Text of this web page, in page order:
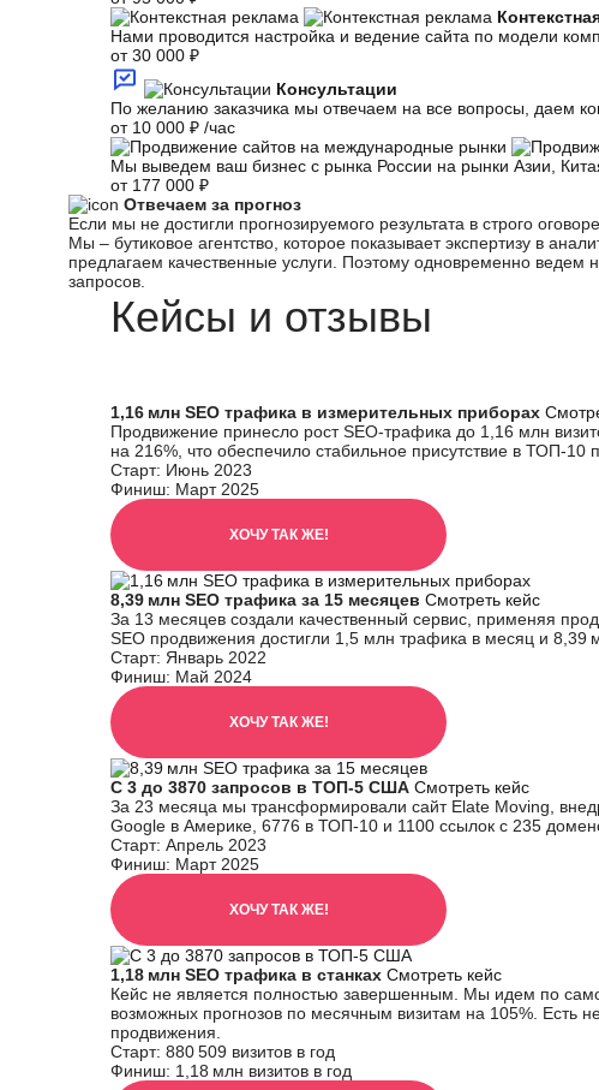
Нами проводится настройка и ведение сайта по модели
от30 000 ₽
Консультации
По желанию заказчика мы отвечаем на все вопросы, даем
от 10 000 ₽ /час
Мы выведем ваш бизнес с рынка России на рынки Азии,
от 177 000 ₽
Отвечаем за прогноз
Если мы не достигли прогнозируемого результата в строго
Мы – бутиковое агентство, которое показывает экспертизу в
предлагаем качественные услуги. Поэтому одновременно
запросов.
Кейсы и отзывы
1,16 млн SEO трафика в измерительных приборах
Продвижение принесло рост SEO-трафика до 1,16 млн
на 216%, что обеспечило стабильное присутствие в ТОП-10
Старт: Июнь 2023
Финиш: Март 2025
ХОЧУ ТАК ЖЕ!
8,39 млн SEO трафика за 15 месяцев Смотреть кейс
За 13 месяцев создали качественный сервис, применяя
SEO продвижения достигли 1,5 млн трафика в месяц и 8,39
Старт: Январь 2022
Финиш: Май 2024
ХОЧУ ТАК ЖЕ!
С 3 до 3870 запросов в ТОП-5 США Смотреть кейс
За 23 месяца мы трансформировали сайт Elate Moving,
Google в Америке, 6776 в ТОП-10 и 1100 ссылок с 235
Старт: Апрель 2023
Финиш: Март 2025
ХОЧУ ТАК ЖЕ!
1,18 млн SEO трафика в станках Смотреть кейс
Кейс не является полностью завершенным. Мы идем по
возможных прогнозов по месячным визитам на 105%. Есть
продвижения.
Старт: 880 509 визитов в год
Финиш: 1,18 млн визитов в год